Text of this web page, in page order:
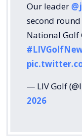
Our leader
second
National
— LIV Golf
2026